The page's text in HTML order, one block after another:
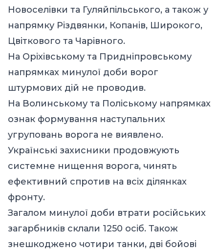
Новоселівки та Гуляйпільського, а також у
напрямку Різдвянки, Копанів, Широкого,
Цвіткового та Чарівного.
На Оріхівському та Придніпровському
напрямках минулої доби ворог
штурмових дій не проводив.
На Волинському та Поліському напрямках
ознак формування наступальних
угруповань ворога не виявлено.
Українські захисники продовжують
системне нищення ворога, чинять
ефективний спротив на всіх ділянках
фронту.
Загалом минулої доби втрати російських
загарбників склали 1250 осіб. Також
знешкоджено чотири танки, дві бойові